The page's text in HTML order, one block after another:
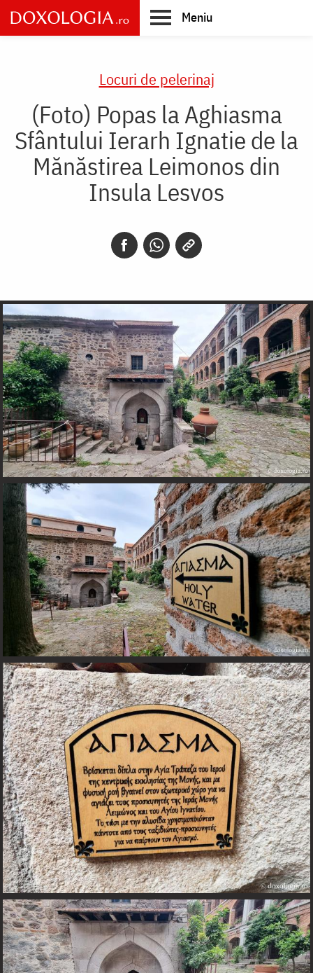
Skip
to
main
Meniu
Locuri de pelerinaj
(Foto) Popas la Aghiasma
Sfântului Ierarh Ignatie de la
Mănăstirea Leimonos din
Insula Lesvos